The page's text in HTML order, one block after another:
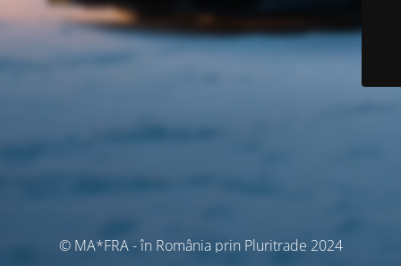
© MA*FRA - în România prin Pluritrade 2024